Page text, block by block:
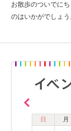
お散歩のついでに
のはいかがでしょう
日 月